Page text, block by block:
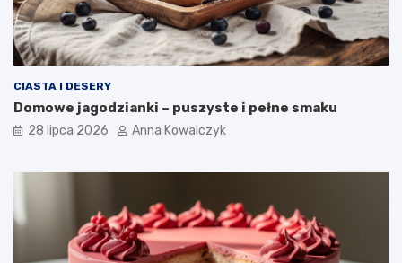
CIASTA I DESERY
Domowe jagodzianki – puszyste i pełne smaku
28 lipca 2026 Anna Kowalczyk